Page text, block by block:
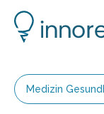
Medizin